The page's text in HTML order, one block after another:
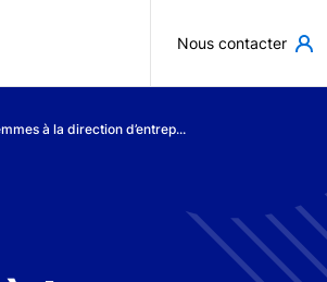
Nous contacter
à la direction d’entrep...